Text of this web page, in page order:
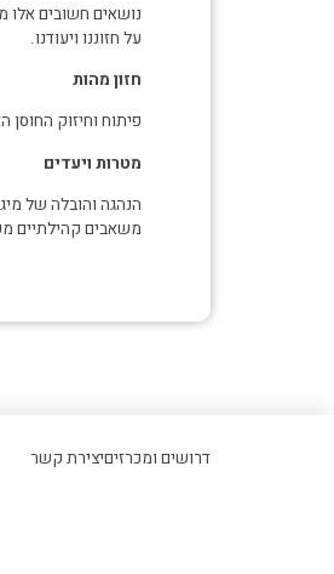
נושאים חשובים אלו
על חזוננו ויעודנו.
חזון מהות
פיתוח וחיזוק
מטרות ויעדים
הנהגה והובלה של
משאבים קהילתיים
דרושים ומכרזיםיצירת קשר